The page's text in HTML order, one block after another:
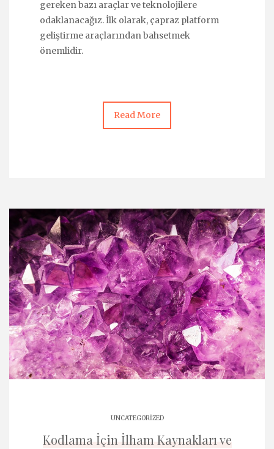
gereken bazı araçlar ve teknolojilere
odaklanacağız. İlk olarak, çapraz platform
geliştirme araçlarından bahsetmek
önemlidir.
Read More
UNCATEGORIZED
Kodlama İçin İlham Kaynakları ve